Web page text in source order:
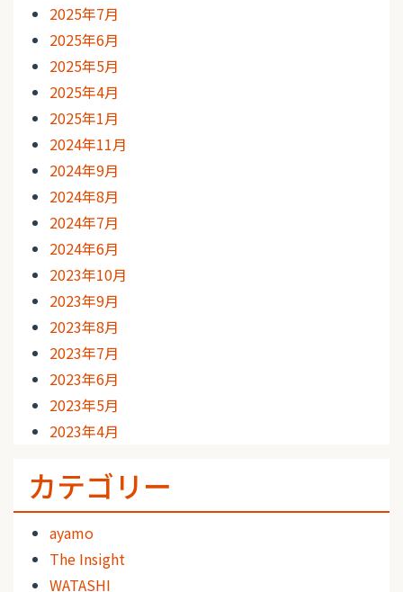
2025年7月
2025年6月
2025年5月
2025年4月
2025年1月
2024年11月
2024年9月
2024年8月
2024年7月
2024年6月
2023年10月
2023年9月
2023年8月
2023年7月
2023年6月
2023年5月
2023年4月
カテゴリー
ayamo
The Insight
WATASHI